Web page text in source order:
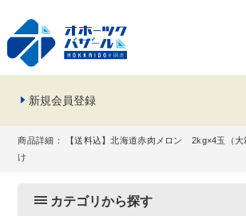
新規会員登録
商品詳細： 【送料込】北海道赤肉メロン 2kg×4玉（
け
カテゴリから探す